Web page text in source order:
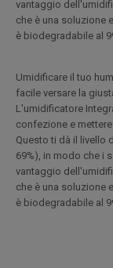
vantaggio
che è una soluzione
è biodegradabile al
Umidificare il tuo
facile versare la
L'umidificatore
confezione e
Questo ti dà il livello
69%), in modo che i
vantaggio
che è una soluzione
è biodegradabile al